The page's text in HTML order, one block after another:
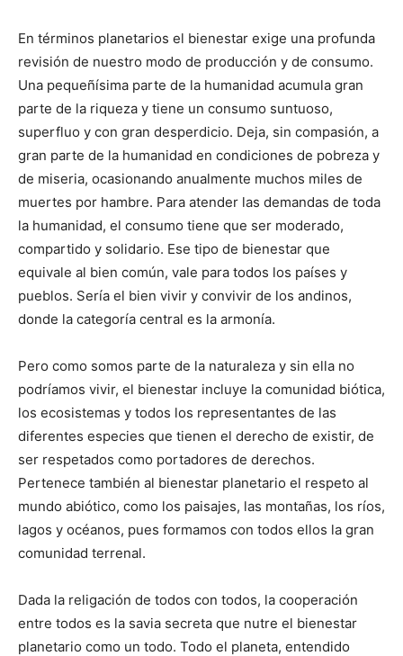
En términos planetarios el bienestar exige una profunda
revisión de nuestro modo de producción y de consumo.
Una pequeñísima parte de la humanidad acumula gran
parte de la riqueza y tiene un consumo suntuoso,
superfluo y con gran desperdicio. Deja, sin compasión, a
gran parte de la humanidad en condiciones de pobreza y
de miseria, ocasionando anualmente muchos miles de
muertes por hambre. Para atender las demandas de toda
la humanidad, el consumo tiene que ser moderado,
compartido y solidario. Ese tipo de bienestar que
equivale al bien común, vale para todos los países y
pueblos. Sería el bien vivir y convivir de los andinos,
donde la categoría central es la armonía.
Pero como somos parte de la naturaleza y sin ella no
podríamos vivir, el bienestar incluye la comunidad biótica,
los ecosistemas y todos los representantes de las
diferentes especies que tienen el derecho de existir, de
ser respetados como portadores de derechos.
Pertenece también al bienestar planetario el respeto al
mundo abiótico, como los paisajes, las montañas, los ríos,
lagos y océanos, pues formamos con todos ellos la gran
comunidad terrenal.
Dada la religación de todos con todos, la cooperación
entre todos es la savia secreta que nutre el bienestar
planetario como un todo. Todo el planeta, entendido